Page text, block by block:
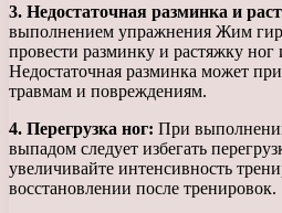
3. Недостаточная разминка и
выполнением упражнения Жим
провести разминку и растяжку
Недостаточная разминка может
травмам и повреждениям.
4. Перегрузка ног: При
выпадом следует избегать
увеличивайте интенсивность
восстановлении после тренировок.